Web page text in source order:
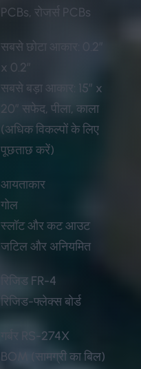
PCBs, रोजर्स PCBs
सबसे छोटा आकार: 0.2″
x 0.2″
सबसे बड़ा आकार: 15″ x
20″ सफेद, पीला, काला
(अधिक विकल्पों के लिए
पूछताछ करें)
आयताकार
गोल
स्लॉट और कट आउट
जटिल और अनियमित
रिजिड FR-4
रिजिड-फ्लेक्स बोर्ड
गर्बर RS-274X
BOM (सामग्री का बिल)